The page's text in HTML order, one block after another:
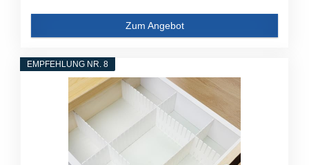
Zum Angebot
EMPFEHLUNG NR. 8